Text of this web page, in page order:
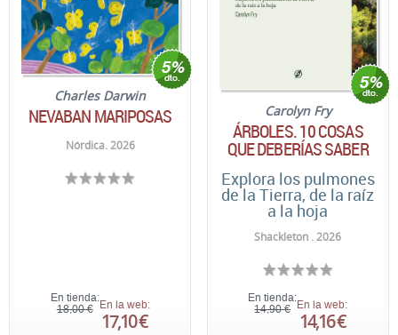
Charles Darwin
NEVABAN MARIPOSAS
Nórdica. 2026
En tienda:
18,00 € En la web:
17,10 €
Carolyn Fry
ÁRBOLES. 10 COSAS
QUE DEBERÍAS SABER
Explora los pulmones
de la Tierra, de la raíz
a la hoja
Shackleton . 2026
En tienda:
14,90 €
En la web:
14,16 €